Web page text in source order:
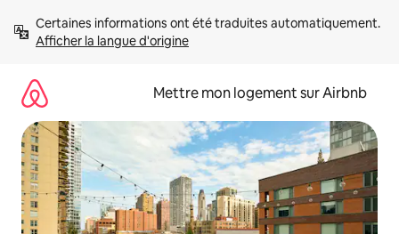
directement
Afficher la langue d'origine
Mettre mon logement sur Airbnb